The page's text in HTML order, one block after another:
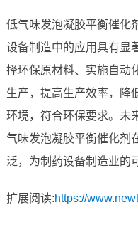
低气味发泡凝胶平衡催化
设备制造中的应用具有显
择环保原材料、实施自动
生产，提高生产效率，降
环境，符合环保要求。未
气味发泡凝胶平衡催化剂
泛，为制药设备制造业的
扩展阅读:https://